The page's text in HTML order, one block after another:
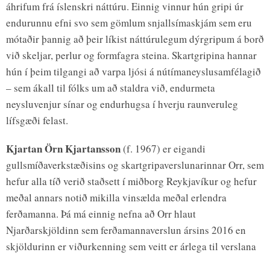
áhrifum frá íslenskri náttúru. Einnig vinnur hún gripi úr
endurunnu efni svo sem gömlum snjallsímaskjám sem eru
mótaðir þannig að þeir líkist náttúrulegum dýrgripum á borð
við skeljar, perlur og formfagra steina. Skartgripina hannar
hún í þeim tilgangi að varpa ljósi á nútímaneyslusamfélagið
– sem ákall til fólks um að staldra við, endurmeta
neysluvenjur sínar og endurhugsa í hverju raunveruleg
lífsgæði felast.
Kjartan Örn Kjartansson(f. 1967) er eigandi
gullsmíðaverkstæðisins og skartgripaverslunarinnar Orr, sem
hefur alla tíð verið staðsett í miðborg Reykjavíkur og hefur
meðal annars notið mikilla vinsælda meðal erlendra
ferðamanna. Þá má einnig nefna að Orr hlaut
Njarðarskjöldinn sem ferðamannaverslun ársins 2016 en
skjöld­ur­inn er viður­kenn­ing sem veitt er ár­lega til versl­ana